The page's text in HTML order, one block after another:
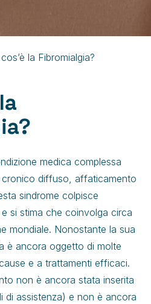
la Fibromialgia?
medica complessa
diffuso, affaticamento
sindrome colpisce
si stima che coinvolga circa
mondiale. Nonostante la sua
è ancora oggetto di molte
e a trattamenti efficaci.
non è ancora stata inserita
di assistenza) e non è ancora